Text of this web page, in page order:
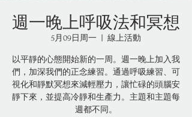
週一晚上呼吸法和冥想
5月09日周一 線上活動
以平靜的心態開始新的一周。週一晚上加入我
們，加深我們的正念練習。通過呼吸練習、可
視化和靜默冥想來減輕壓力，讓忙碌的頭腦安
靜下來，並提高冷靜和生產力。主題和主題每
週都不同。